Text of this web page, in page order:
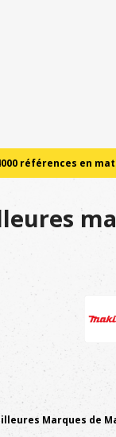
références en
Marques de